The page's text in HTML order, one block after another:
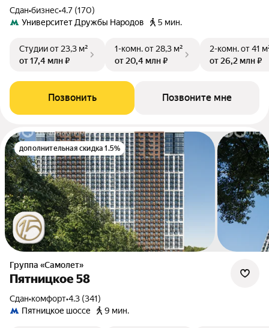
Сдан•бизнес•4.7 (170)
Университет Дружбы Народов
5 мин.
Студииот 23,3 м²
от 17,4 млн ₽
1-комн.от 28,3 м²
от 20,4 млн ₽
2-комн.от 41
от 26,2 млн ₽
Позвонить Позвоните мне
дополнительная скидка 1.5%
Группа «Самолет»
Пятницкое 58
Сдан•комфорт•4.3 (341)
Пятницкое шоссе
9 мин.